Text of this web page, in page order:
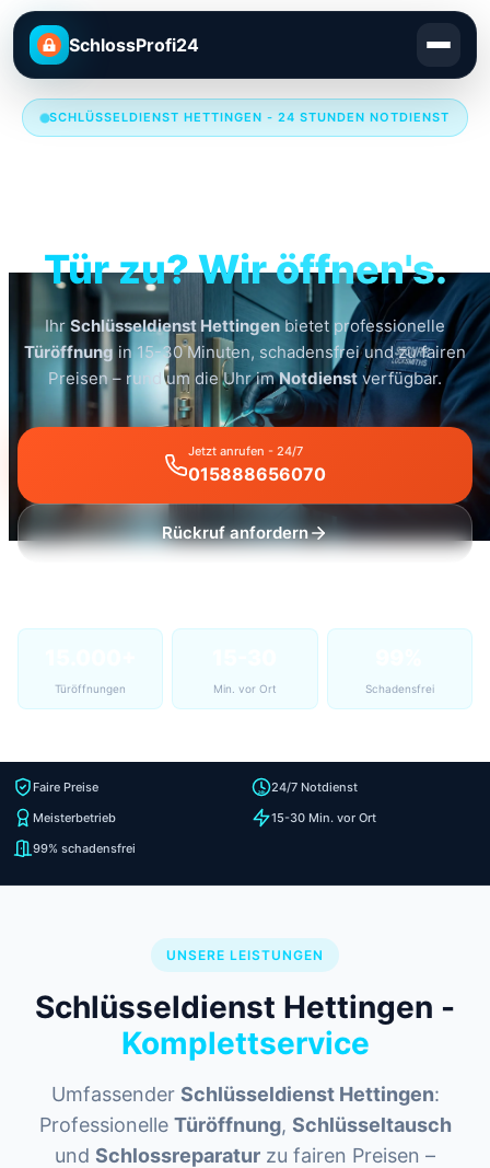
SchlossProfi24
SCHLÜSSELDIENST HETTINGEN - 24 STUNDEN NOTDIENST
Tür zu? Wir öffnen's.
Ihr Schlüsseldienst Hettingenbietet professionelle
Türöffnung in 15-30 Minuten, schadensfrei und zu fairen
Preisen – rund um die Uhr imNotdienst verfügbar.
Jetzt anrufen - 24/7
015888656070
Rückruf anfordern
Türöffnungen Min. vor Ort Schadensfrei
Faire Preise
24/7 Notdienst
Meisterbetrieb
15-30 Min. vor Ort
99% schadensfrei
UNSERE LEISTUNGEN
Schlüsseldienst Hettingen -
Komplettservice
Umfassender Schlüsseldienst Hettingen:
Professionelle Türöffnung, Schlüsseltausch
und Schlossreparatur zu fairen Preisen –